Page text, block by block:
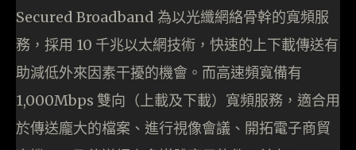
Secured Broadband 為以光纖網絡骨幹的寬頻服
務，採用 10 千兆以太網技術，快速的上下載傳送有
助減低外來因素干擾的機會。而高速頻寬備有
1,000Mbps 雙向（上載及下載）寬頻服務，適合用
於傳送龐大的檔案、進行視像會議、開拓電子商貿